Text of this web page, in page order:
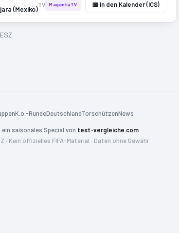
(Mexiko)
TV MagentaTV 📅 In den Kalender (ICS)
K.o.-RundeDeutschlandTorschützenNews
ein saisonales Special von test-vergleiche.com
· Kein offizielles FIFA-Material · Daten ohne Gewähr